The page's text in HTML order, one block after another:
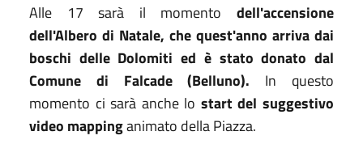
Alle 17 sarà il momento dell'accensione
dell'Albero di Natale, che quest'anno arriva dai
boschi delle Dolomiti ed è stato donato dal
Comune di Falcade (Belluno). In questo
momento ci sarà anche lo start del suggestivo
video mappinganimato della Piazza.